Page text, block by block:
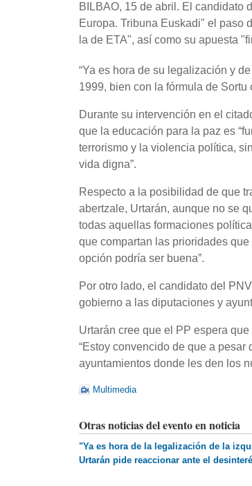
BILBAO, 15 de abril. El candidato
Europa. Tribuna Euskadi" el paso
la de ETA", así como su apuesta
“Ya es hora de su legalización y
1999, bien con la fórmula de
Durante su intervención en el
que la educación para la paz es
terrorismo y la violencia política,
vida digna”.
Respecto a la posibilidad de que
abertzale, Urtarán, aunque no se
todas aquellas formaciones
que compartan las prioridades
opción podría ser buena”.
Por otro lado, el candidato del
gobierno a las diputaciones y
Urtarán cree que el PP espera
“Estoy convencido de que a
ayuntamientos donde les den los
Multimedia
Otras noticias del evento en noticia
"Ya es hora de la legalización de la
Urtarán pide reaccionar ante el